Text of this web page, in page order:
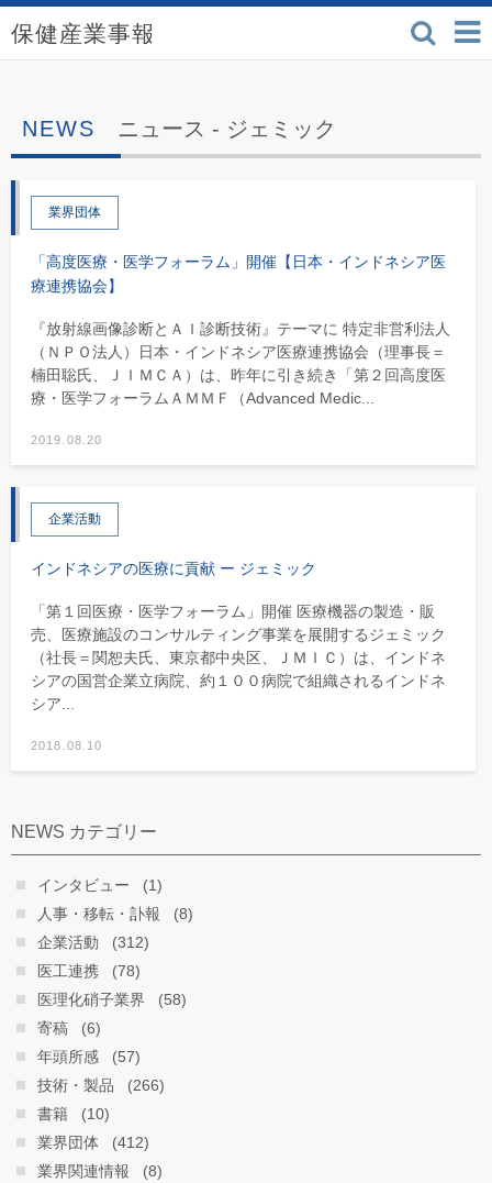
保健産業事報 - 医療機
検索
ニュース - ジェミック
業界団体
「高度医療・医学フォーラム」開催【日本・インドネシア医
療連携協会】
『放射線画像診断とＡＩ診断技術』テーマに 特定非営利法人
（ＮＰＯ法人）日本・インドネシア医療連携協会（理事長＝
楠田聡氏、ＪＩＭＣＡ）は、昨年に引き続き「第２回高度医
療・医学フォーラムＡＭＭＦ（Advanced Medic...
2019.08.20
企業活動
インドネシアの医療に貢献 ー ジェミック
「第１回医療・医学フォーラム」開催 医療機器の製造・販
売、医療施設のコンサルティング事業を展開するジェミック
（社長＝関恕夫氏、東京都中央区、ＪＭＩＣ）は、インドネ
シアの国営企業立病院、約１００病院で組織されるインドネ
シア...
2018.08.10
NEWS カテゴリー
インタビュー
(1)
人事・移転・訃報
(8)
企業活動
(312)
医工連携
(78)
医理化硝子業界
(58)
寄稿
(6)
年頭所感
(57)
技術・製品
(266)
書籍
(10)
業界団体
(412)
業界関連情報
(8)